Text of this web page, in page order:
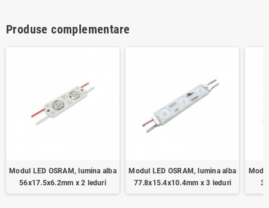
Produse complementare
Modul LED OSRAM, lumina alba
56x17.5x6.2mm x 2 leduri
Modul LED OSRAM, lumina alba
77.8x15.4x10.4mm x 3 leduri